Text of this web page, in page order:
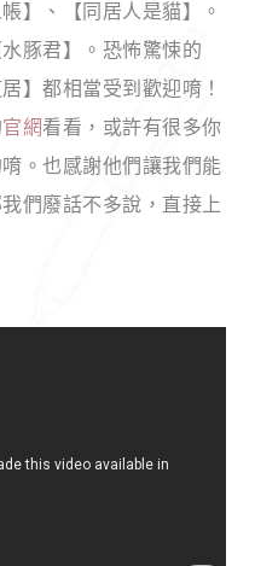
】、【同居人是貓】。
豚君】。恐怖驚悚的
】都相當受到歡迎唷！
官網看看，或許有很多你
。也感謝他們讓我們能
們廢話不多說，直接上